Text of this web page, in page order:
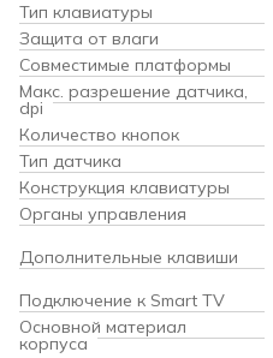
Тип клавиатуры
Защита от влаги
Совместимые платформы
Макс. разрешение датчика,
dpi
Количество кнопок
Тип датчика
Конструкция клавиатуры
Органы управления
Дополнительные клавиши
Подключение к Smart TV
Основной материал
корпуса